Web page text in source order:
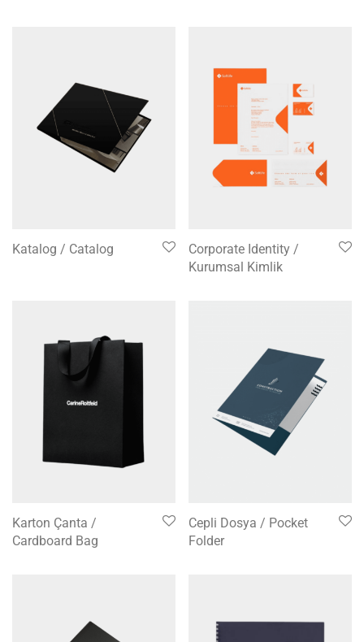
Katalog / Catalog
Corporate Identity /
Kurumsal Kimlik
Karton Çanta /
Cardboard Bag
Cepli Dosya / Pocket
Folder